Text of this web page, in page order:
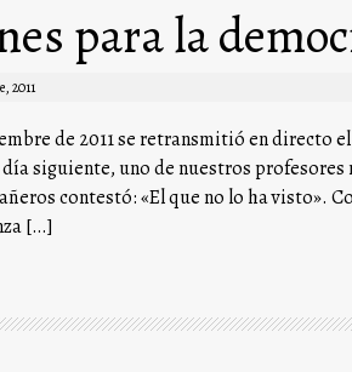
para la
2011
de 2011 se retransmitió en directo
día siguiente, uno de nuestros
contestó: «El que no lo ha visto».
[…]